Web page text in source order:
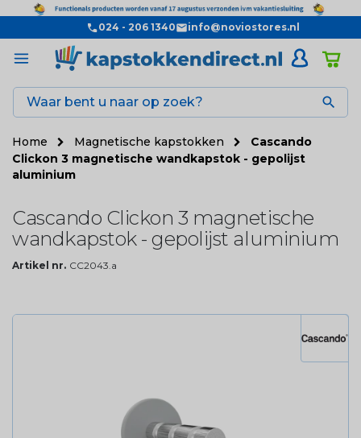
024 - 206 1340 info@noviostores.nl

Home Magnetische kapstokken
Cascando
Clickon 3 magnetische wandkapstok - gepolijst
aluminium
Cascando Clickon 3 magnetische
wandkapstok - gepolijst aluminium
Artikel nr. CC2043.a